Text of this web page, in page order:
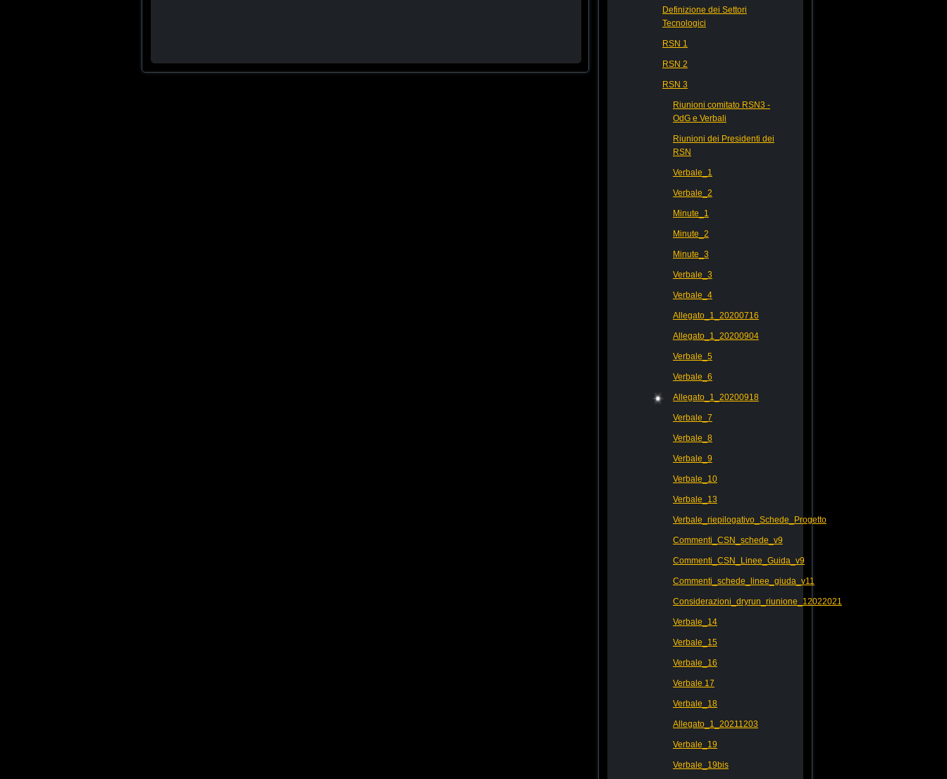
Definizione dei Settori
Tecnologici
RSN 1
RSN 2
RSN 3
Riunioni comitato RSN3 -
OdG e Verbali
Riunioni dei Presidenti dei
RSN
Verbale_1
Verbale_2
Minute_1
Minute_2
Minute_3
Verbale_3
Verbale_4
Allegato_1_20200716
Allegato_1_20200904
Verbale_5
Verbale_6
Allegato_1_20200918
Verbale_7
Verbale_8
Verbale_9
Verbale_10
Verbale_13
Verbale_riepilogativo_Schede_Progetto
Commenti_CSN_schede_v9
Commenti_CSN_Linee_Guida_v9
Commenti_schede_linee_giuda_v11
Considerazioni_dryrun_riunione_12022021
Verbale_14
Verbale_15
Verbale_16
Verbale 17
Verbale_18
Allegato_1_20211203
Verbale_19
Verbale_19bis